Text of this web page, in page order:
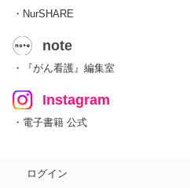
・NurSHARE
note
・『がん看護』編集室
Instagram
・電子書籍 公式
ログイン